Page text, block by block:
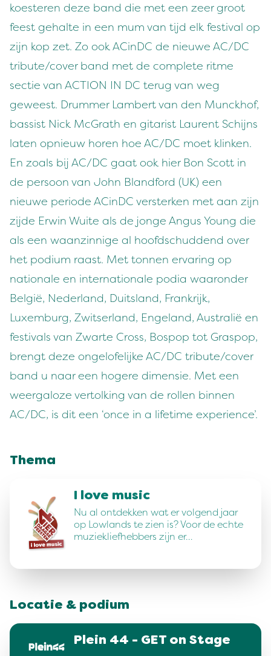
koesteren deze band die met een zeer groot
feest gehalte in een mum van tijd elk festival op
zijn kop zet. Zo ook ACinDC de nieuwe AC/DC
tribute/cover band met de complete ritme
sectie van ACTION IN DC terug van weg
geweest. Drummer Lambert van den Munckhof,
bassist Nick McGrath en gitarist Laurent Schijns
laten opnieuw horen hoe AC/DC moet klinken.
En zoals bij AC/DC gaat ook hier Bon Scott in
de persoon van John Blandford (UK) een
nieuwe periode ACinDC versterken met aan zijn
zijde Erwin Wuite als de jonge Angus Young die
als een waanzinnige al hoofdschuddend over
het podium raast. Met tonnen ervaring op
nationale en internationale podia waaronder
België, Nederland, Duitsland, Frankrijk,
Luxemburg, Zwitserland, Engeland, Australië en
festivals van Zwarte Cross, Bospop tot Graspop,
brengt deze ongelofelijke AC/DC tribute/cover
band u naar een hogere dimensie. Met een
weergaloze vertolking van de rollen binnen
AC/DC, is dit een ‘once in a lifetime experience’.
Thema
I love music
Nu al ontdekken wat er volgend jaar
op Lowlands te zien is? Voor de echte
muziekliefhebbers zijn er…
Locatie & podium
Plein 44 - GET on Stage